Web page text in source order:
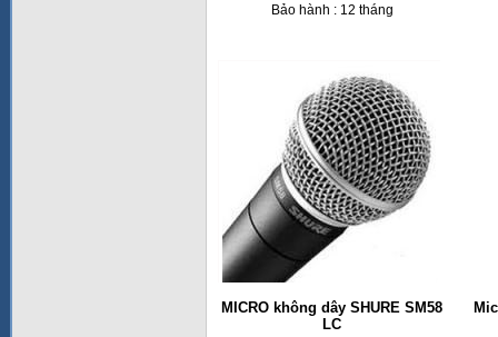
Bảo hành : 12 tháng
MICRO không dây SHURE SM58
LC